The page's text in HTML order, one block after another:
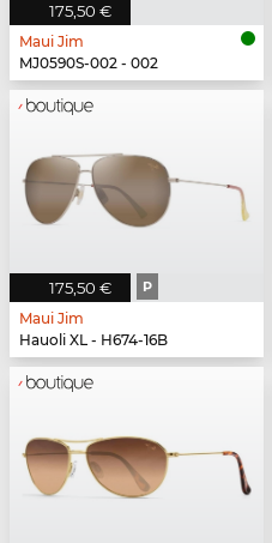
175,50 €
Maui Jim
MJ0590S-002 - 002
175,50 € P
Maui Jim
Hauoli XL - H674-16B